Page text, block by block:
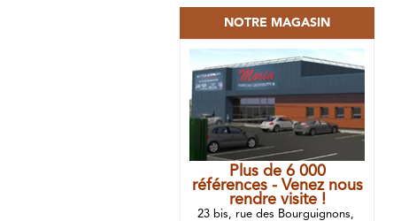
NOTRE MAGASIN
Plus de 6 000
références - Venez nous
rendre visite !
23 bis, rue des Bourguignons,